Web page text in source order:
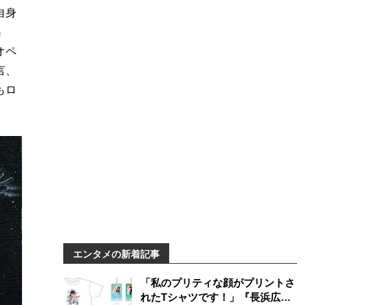
身
ペ
ロ
エンタメの新着記事
「私のプリティな顔がプリントさ
れたTシャツです！」『長浜広奈